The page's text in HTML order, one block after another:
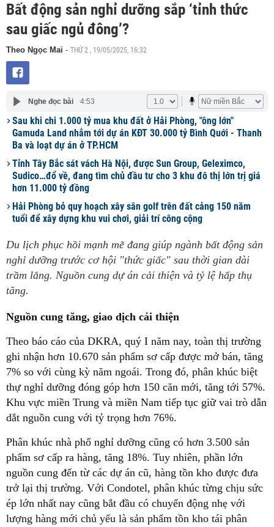
Bất động sản nghỉ dưỡng sắp ‘tỉnh thức
sau giấc ngủ đông’?
Theo Ngọc Mai - THỨ 2 , 19/05/2025, 16:32
Nghe đọc bài 4:53
Sau khi chi 1.000 tỷ mua khu đất ở Hải Phòng, "ông lớn"
Gamuda Land nhắm tới dự án KĐT 30.000 tỷ Bình Quới - Thanh
Ba và loạt dự án ở TP.HCM
Tỉnh Tây Bắc sát vách Hà Nội, được Sun Group, Geleximco,
Sudico…đổ về, đang tìm chủ đầu tư cho 3 khu đô thị lớn trị giá
hơn 11.000 tỷ đồng
Hải Phòng bỏ quy hoạch xây sân golf trên đất cảng 150 năm
tuổi để xây dựng khu vui chơi, giải trí công cộng
Du lịch phục hồi mạnh mẽ đang giúp ngành bất động sản
nghỉ dưỡng trước cơ hội "thức giấc" sau thời gian dài
trầm lắng. Nguồn cung dự án cải thiện và tỷ lệ hấp thụ
tăng.
Nguồn cung tăng, giao dịch cải thiện
Theo báo cáo của DKRA, quý I năm nay, toàn thị trường
ghi nhận hơn 10.670 sản phẩm sơ cấp được mở bán, tăng
7% so với cùng kỳ năm ngoái. Trong đó, phân khúc biệt
thự nghỉ dưỡng đóng góp hơn 150 căn mới, tăng tới 57%.
Khu vực miền Trung và miền Nam tiếp tục giữ vai trò dẫn
dắt nguồn cung với tỷ trọng hơn 76%.
Phân khúc nhà phố nghỉ dưỡng cũng có hơn 3.500 sản
phẩm sơ cấp ra hàng, tăng 18%. Tuy nhiên, phần lớn
nguồn cung đến từ các dự án cũ, hàng tồn kho được đưa
trở lại thị trường. Với Condotel, phân khúc từng chịu sức
ép lớn nhất nay cũng bắt đầu có chuyển động nhẹ với
lượng hàng mới chủ yếu là sản phẩm tồn kho tái phân